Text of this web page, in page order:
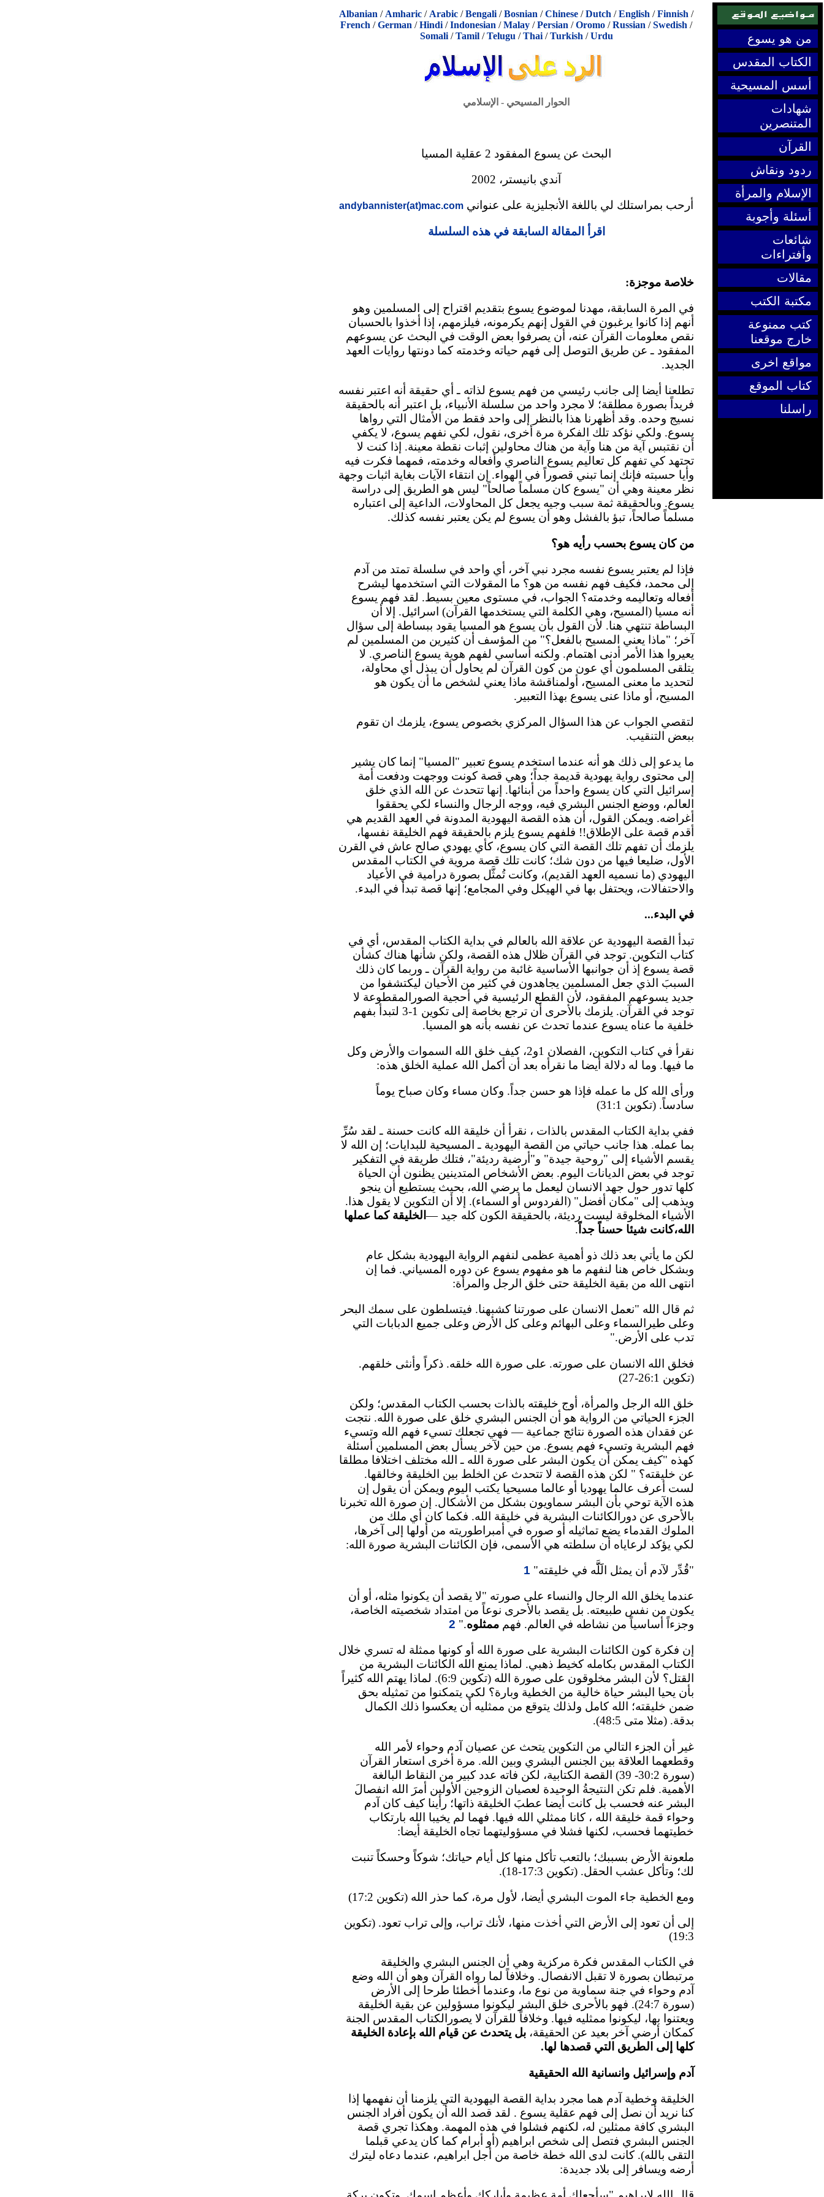
Albanian / Amharic / Arabic /Bengali /Bosnian /Chinese /Dutch /English /Finnish /
French /German /Hindi /Indonesian /Malay /Persian /Oromo /Russian /Swedish /
Somali/Tamil/Telugu /Thai/Turkish /Urdu
الحوار المسيحي - الإسلامي
البحث عن يسوع المفقود 2 عقلية المسيا
آندي بانيستر، 2002
أرحب بمراستلك لي باللغة الأنجليزية على عنواني andybannister(at)mac.com
اقرأ المقالة السابقة في هذه السلسلة
خلاصة موجزة:
في المرة السابقة، مهدنا لموضوع يسوع بتقديم اقتراح إلى المسلمين وهو
أنهم إذا كانوا يرغبون في القول إنهم يكرمونه، فيلزمهم، إذا أخذوا بالحسبان
نقص معلومات القرآن عنه، أن يصرفوا بعض الوقت في البحث عن يسوعهم
المفقود ـ عن طريق التوصل إلى فهم حياته وخدمته كما دونتها روايات العهد
الجديد.
تطلعنا أيضا إلى جانب رئيسي من فهم يسوع لذاته ـ أي حقيقة أنه اعتبر نفسه
فريداً بصورة مطلقة؛ لا مجرد واحد من سلسلة الأنبياء، بل اعتبر أنه بالحقيقة
نسيج وحده. وقد أظهرنا هذا بالنظر إلى واحد فقط من الأمثال التي رواها
يسوع. ولكي نؤكد تلك الفكرة مرة أخرى، نقول، لكي نفهم يسوع، لا يكفي
أن نقتبس آية من هنا وآية من هناك محاولين إثبات نقطة معينة. إذا كنت لا
تجتهد كي تفهم كل تعاليم يسوع الناصري وأفعاله وخدمته، فمهما فكرت فيه
وأيا حسبته فإنك إنما تبني قصوراً في الهواء. إن انتقاء الآيات بغاية اثبات وجهة
نظر معينة وهي أن "يسوع كان مسلماً صالحاً" ليس هو الطريق إلى دراسة
يسوع. وبالحقيقة ثمة سبب وجيه يجعل كل المحاولات، الداعية إلى اعتباره
مسلماً صالحاً، تبؤ بالفشل وهو أن يسوع لم يكن يعتبر نفسه كذلك.
من كان يسوع بحسب رأيه هو؟
فإذا لم يعتبر يسوع نفسه مجرد نبي آخر، أي واحد في سلسلة تمتد من آدم
إلى محمد، فكيف فهم نفسه من هو؟ ما المقولات التي استخدمها ليشرح
أفعاله وتعاليمه وخدمته؟ الجواب، في مستوى معين بسيط. لقد فهم يسوع
أنه مسيا (المسيح، وهي الكلمة التي يستخدمها القرآن) اسرائيل. إلا أن
البساطة تنتهي هنا. لأن القول بأن يسوع هو المسيا يقود ببساطة إلى سؤال
آخر؛ "ماذا يعني المسيح بالفعل؟" من المؤسف أن كثيرين من المسلمين لم
يعيروا هذا الأمر أدنى اهتمام. ولكنه أساسي لفهم هوية يسوع الناصري. لا
يتلقى المسلمون أي عون من كون القرآن لم يحاول أن يبذل أي محاولة،
لتحديد ما معنى المسيح، أولمناقشة ماذا يعني لشخص ما أن يكون هو
المسيح، أو ماذا عنى يسوع بهذا التعبير.
لتقصي الجواب عن هذا السؤال المركزي بخصوص يسوع، يلزمك ان تقوم
ببعض التنقيب.
ما يدعو إلى ذلك هو أنه عندما استخدم يسوع تعبير "المسيا" إنما كان يشير
إلى محتوى رواية يهودية قديمة جداً؛ وهي قصة كونت ووجهت ودفعت أمة
إسرائيل التي كان يسوع واحداً من أبنائها. إنها تتحدث عن الله الذي خلق
العالم، ووضع الجنس البشري فيه، ووجه الرجال والنساء لكي يحققوا
أغراضه. ويمكن القول، أن هذه القصة اليهودية المدونة في العهد القديم هي
أقدم قصة على الإطلاق!! فلفهم يسوع يلزم بالحقيقة فهم الخليقة نفسها،
يلزمك أن تفهم تلك القصة التي كان يسوع، كأي يهودي صالح عاش في القرن
الأول، ضليعا فيها من دون شك؛ كانت تلك قصة مروية في الكتاب المقدس
اليهودي (ما نسميه العهد القديم)، وكانت تُمثَّل بصورة درامية في الأعياد
والاحتفالات، ويحتفل بها في الهيكل وفي المجامع؛ إنها قصة تبدأ في البدء.
في البدء...
تبدأ القصة اليهودية عن علاقة الله بالعالم في بداية الكتاب المقدس، أي في
كتاب التكوين. توجد في القرآن ظلال هذه القصة، ولكن شأنها هناك كشأن
قصة يسوع إذ أن جوانبها الأساسية غائبة من رواية القرآن ـ وربما كان ذلك
السببَ الذي جعل المسلمين يجاهدون في كثير من الأحيان ليكتشفوا من
جديد يسوعهم المفقود، لأن القطع الرئيسية في أحجية الصورالمقطوعة لا
توجد في القرآن. يلزمك بالأحرى أن ترجع بخاصة إلى تكوين 1-3 لتبدأ بفهم
خلفية ما عناه يسوع عندما تحدث عن نفسه بأنه هو المسيا.
نقرأ في كتاب التكوين، الفصلان 1و2، كيف خلق الله السموات والأرض وكل
ما فيها. وما له دلالة أيضا ما نقرأه بعد أن أكمل الله عملية الخلق هذه:
ورأى الله كل ما عمله فإذا هو حسن جداً. وكان مساء وكان صباح يوماً
سادساً. (تكوين 31:1)
ففي بداية الكتاب المقدس بالذات ، نقرأ أن خليقة الله كانت حسنة ـ لقد سُرِّ
بما عمله. هذا جانب حياتي من القصة اليهودية ـ المسيحية للبدايات؛ إن الله لا
يقسم الأشياء إلى "روحية جيدة" و"أرضية رديئة"، فتلك طريقة في التفكير
توجد في بعض الديانات اليوم. بعض الأشخاص المتدينين يظنون أن الحياة
كلها تدور حول جهد الانسان ليعمل ما يرضي الله، بحيث يستطيع أن ينجو
ويذهب إلى "مكان أفضل" (الفردوس أو السماء). إلا أن التكوين لا يقول هذا.
الأشياء المخلوقة ليست رديئة، بالحقيقة الكون كله جيد — الخليقة كما عملها
الله،كانت شيئا حسناً جداً .
لكن ما يأتي بعد ذلك ذو أهمية عظمى لنفهم الرواية اليهودية بشكل عام
وبشكل خاص هنا لنفهم ما هو مفهوم يسوع عن دوره المسياني. فما إن
انتهى الله من بقية الخليقة حتى خلق الرجل والمرأة:
ثم قال الله "نعمل الانسان على صورتنا كشبهنا. فيتسلطون على سمك البحر
وعلى طيرالسماء وعلى البهائم وعلى كل الأرض وعلى جميع الدبابات التي
تدب على الأرض."
فخلق الله الانسان على صورته. على صورة الله خلقه. ذكراً وأنثى خلقهم.
(تكوين 26:1-27)
خلق الله الرجل والمرأة، أوج خليقته بالذات بحسب الكتاب المقدس؛ ولكن
الجزء الحياتي من الرواية هو أن الجنس البشري خلق على صورة الله. نتجت
عن فقدان هذه الصورة نتائج جماعية — فهي تجعلك تسيء فهم الله وتسيء
فهم البشرية وتسيء فهم يسوع. من حين لآخر يسأل بعض المسلمين أسئلة
كهذه "كيف يمكن أن يكون البشر على صورة الله ـ الله مختلف اختلافا مطلقا
عن خليقته؟ " لكن هذه القصة لا تتحدث عن الخلط بين الخليقة وخالقها.
لست أعرف عالما يهوديا أو عالما مسيحيا يكتب اليوم ويمكن أن يقول إن
هذه الآية توحي بأن البشر سماويون بشكل من الأشكال. إن صورة الله تخبرنا
بالأحرى عن دورالكائنات البشرية في خليقة الله. فكما كان أي ملك من
الملوك القدماء يضع تماثيله أو صوره في أمبراطوريته من أولها إلى آخرها،
لكي يؤكد لرعاياه أن سلطته هي الأسمى، فإن الكائنات البشرية صورة الله:
"قُدِّر لآدم أن يمثل الََلَََّه في خليقته" 1
عندما يخلق الله الرجال والنساء على صورته "لا يقصد أن يكونوا مثله، أو أن
يكون من نفس طبيعته. بل يقصد بالأحرى نوعاً من امتداد شخصيته الخاصة،
وجزءاً أساسياً من نشاطه في العالم. فهم ممثلوه."
2
إن فكرة كون الكائنات البشرية على صورة الله أو كونها ممثلة له تسري خلال
الكتاب المقدس بكامله كخيط ذهبي. لماذا يمنع الله الكائنات البشرية من
القتل؟ لأن البشر مخلوقون على صورة الله (تكوين 6:9). لماذا يهتم الله كثيراً
بأن يحيا البشر حياة خالية من الخطية وبارة؟ لكي يتمكنوا من تمثيله بحق
ضمن خليقته؛ الله كامل ولذلك يتوقع من ممثليه أن يعكسوا ذلك الكمال
بدقة. (مثلا متى 48:5).
غير أن الجزء التالي من التكوين يتحث عن عصيان آدم وحواء لأمر الله
وقطعهما العلاقة بين الجنس البشري وبين الله. مرة أخرى استعار القرآن
(سورة 30:2- 39) القصة الكتابية، لكن فاته عدد كبير من النقاط البالغة
الأهمية. فلم تكن النتيجةُ الوحيدة لعصيان الزوجين الأولين أمرَ الله انفصالَ
البشر عنه فحسب بل كانت أيضا عطبَ الخليقة ذاتها؛ رأينا كيف كان آدم
وحواء قمة خليقة الله ، كانا ممثلي الله فيها. فهما لم يخيبا الله بارتكاب
خطيتهما فحسب، لكنها فشلا في مسؤوليتهما تجاه الخليقة أيضا:
ملعونة الأرض بسببك؛ بالتعب تأكل منها كل أيام حياتك؛ شوكاً وحسكاً تنبت
لك؛ وتأكل عشب الحقل. (تكوين 17:3-18).
ومع الخطية جاء الموت البشري أيضا، لأول مرة، كما حذر الله (تكوين 17:2)
إلى أن تعود إلى الأرض التي أخذت منها، لأنك تراب، وإلى تراب تعود. (تكوين
19:3)
في الكتاب المقدس فكرة مركزية وهي أن الجنس البشري والخليقة
مرتبطان بصورة لا تقبل الانفصال. وخلافاً لما رواه القرآن وهو أن الله وضع
آدم وحواء في جنة سماوية من نوع ما، وعندما أخطئا طرحا إلى الأرض
(سورة 24:7). فهو بالأحرى خلق البشر ليكونوا مسؤولين عن بقية الخليقة
ويعتنوا بها، ليكونوا ممثليه فيها. وخلافاً للقرآن لا يصورالكتاب المقدس الجنة
كمكان أرضي آخر بعيد عن الحقيقة، بل يتحدث عن قيام الله بإعادة الخليقة
كلها إلى الطريق التي قصدها لها.
آدم وإسرائيل وانسانية الله الحقيقية
الخليقة وخطية آدم هما مجرد بداية القصة اليهودية التي يلزمنا أن نفهمها إذا
كنا نريد أن نصل إلى فهم عقلية يسوع . لقد قصد الله أن يكون أفراد الجنس
البشري كافة ممثلين له، لكنهم فشلوا في هذه المهمة. وهكذا تجري قصة
الجنس البشري فتصل إلى شخص ابراهيم (أو أبرام كما كان يدعي قبلما
التقى بالله). كانت لدى الله خطة خاصة من أجل ابراهيم، عندما دعاه ليترك
أرضه ويسافر إلى بلاد جديدة:
من هو يسوع
الكتاب المقدس
أسس المسيحية
شهادات
المتنصرين
القرآن
ردود ونقاش
الإسلام والمرأة
أسئلة وأجوبة
شائعات
وأفتراءات
مقالات
مكتبة الكتب
كتب ممنوعة
خارج موقعنا
مواقع اخرى
كتاب الموقع
راسلنا